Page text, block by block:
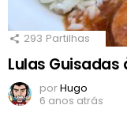
293 Partilhas
Lulas Guisadas
porHugo
6 anos atrás